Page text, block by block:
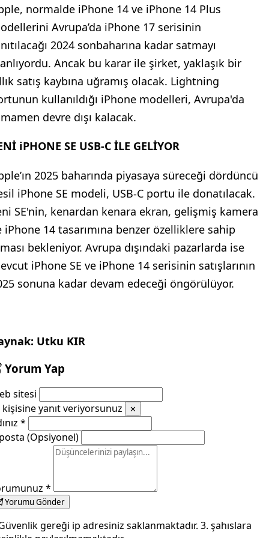
normalde iPhone 14 ve iPhone 14 Plus
Avrupa’da iPhone 17 serisinin
2024 sonbaharına kadar satmayı
Ancak bu karar ile şirket, yaklaşık bir
satış kaybına uğramış olacak. Lightning
kullanıldığı iPhone modelleri, Avrupa'da
devre dışı kalacak.
iPHONE SE USB-C İLE GELİYOR
2025 baharında piyasaya süreceği dördüncü
iPhone SE modeli, USB-C portu ile donatılacak.
SE'nin, kenardan kenara ekran, gelişmiş kamera
iPhone 14 tasarımına benzer özelliklere sahip
bekleniyor. Avrupa dışındaki pazarlarda ise
iPhone SE ve iPhone 14 serisinin satışlarının
sonuna kadar devam edeceği öngörülüyor.
Utku KIR
Yorum Yap
sitesi
kişisine yanıt veriyorsunuz
✕
*
(Opsiyonel)
*
Yorumu Gönder
gereği ip adresiniz saklanmaktadır. 3. şahıslara